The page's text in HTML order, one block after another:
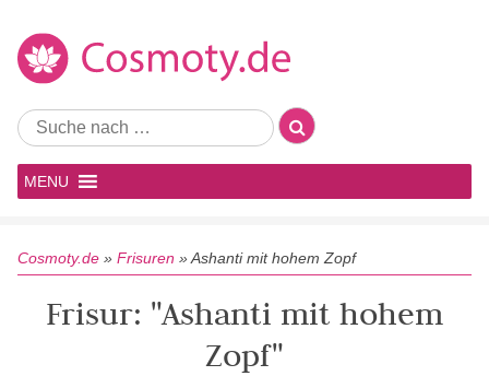
MENU
Cosmoty.de » Frisuren »Ashanti mit hohem Zopf
Frisur: "Ashanti mit hohem
Zopf"